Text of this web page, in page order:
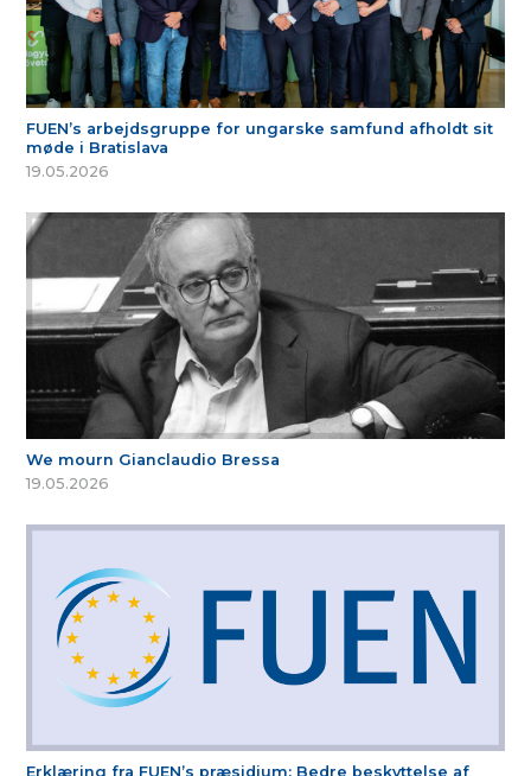
FUEN’s arbejdsgruppe for ungarske samfund afholdt sit
møde i Bratislava
19.05.2026
We mourn Gianclaudio Bressa
19.05.2026
Erklæring fra FUEN’s præsidium: Bedre beskyttelse af